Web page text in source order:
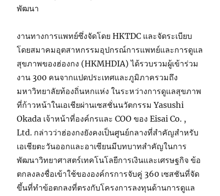
พัฒนา
งานทางการแพทย์ซึ่งจัดโดย HKTDC และจัดระเบียบ
โดยสมาคมอุตสาหกรรมอุปกรณ์การแพทย์และการดูแล
สุขภาพของฮ่องกง (HKMHDIA) ได้รวบรวมผู้เข้าร่วม
งาน 300 คนจากแปดประเทศและภูมิภาครวมถึง
มหาวิทยาลัยท้องถิ่นหกแห่ง ในระหว่างการดูแลสุขภาพ
ที่ก้าวหน้าในเอเชียผ่านเซสชั่นนวัตกรรม Yasushi
Okada เจ้าหน้าที่องค์กรและ COO ของ Eisai Co. ,
Ltd. กล่าวว่าฮ่องกงยังคงเป็นศูนย์กลางที่สำคัญสำหรับ
เอเชียตะวันออกและอาเซียนมีบทบาทสำคัญในการ
พัฒนาวิทยาศาสตร์เทคโนโลยีการเงินและเศรษฐกิจ ข้อ
ตกลงลงชื่อเข้าใช้ขององค์กรการจับคู่ 360 เซสชันที่จัด
ขึ้นที่ทำข้อตกลงที่ตรงกับโครงการลงทุนด้านการดูแล